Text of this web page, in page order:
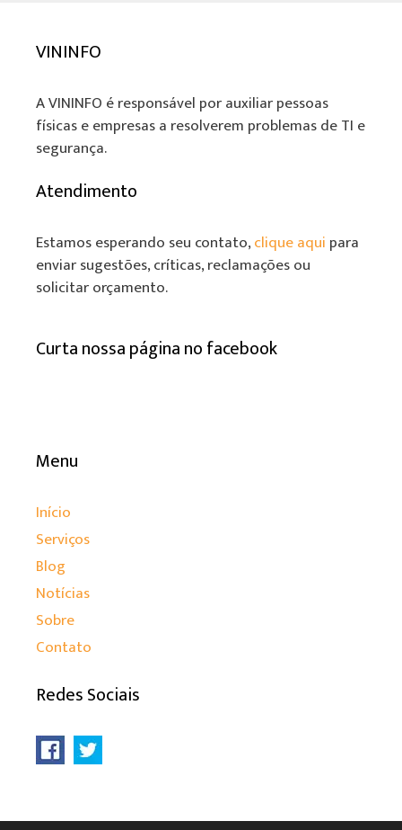
VININFO
A VININFO é responsável por auxiliar pessoas
físicas e empresas a resolverem problemas de TI e
segurança.
Atendimento
Estamos esperando seu contato,clique aqui para
enviar sugestões, críticas, reclamações ou
solicitar orçamento.
Curta nossa página no facebook
Menu
Início
Serviços
Blog
Notícias
Sobre
Contato
Redes Sociais